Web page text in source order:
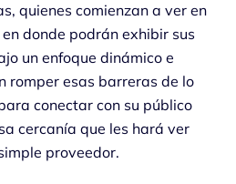
quienes comienzan a ver en
donde podrán exhibir sus
un enfoque dinámico e
romper esas barreras de lo
conectar con su público
cercanía que les hará ver
proveedor.